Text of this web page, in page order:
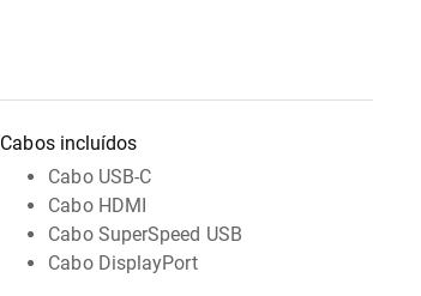
Cabos incluídos
Cabo USB-C
Cabo HDMI
Cabo SuperSpeed USB
Cabo DisplayPort